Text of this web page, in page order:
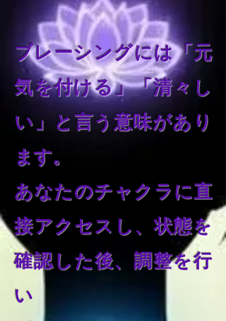
ブレーシングには「元
気を付ける」「清々し
い」と言う意味があり
ます。
あなたのチャクラに直
接アクセスし、状態を
確認した後、調整を行
い